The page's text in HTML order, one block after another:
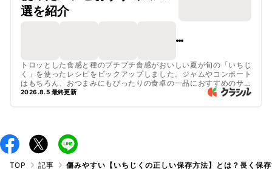
選を紹介
トロッとした食感と種のプチプチ食感がおいしい夏が旬の「いちじ
く」を使ったレシピをピックアップしました。ジャムやコンポート
はもちろん、おつまみにもぴったりの食卓の一品におすすめのサラ
ダや焼き菓子などたくさんのレシピをご紹介しています。ドライい
2026.8.5 最終更新
TOP 記事 傷みやすい【いちじくの正しい保存方法】とは？長く保